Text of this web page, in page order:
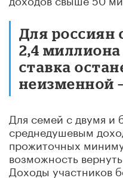
Для россиян
2,4 миллиона
ставка
неизменной –
Для семей с двумя и
среднедушевым
прожиточных
возможность
Доходы участников